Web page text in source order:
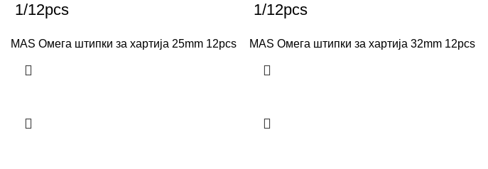
1/12pcs
MAS Омега штипки за хартија 25mm 12pcs
1/12pcs
MAS Омега штипки за хартија 32mm 12pcs